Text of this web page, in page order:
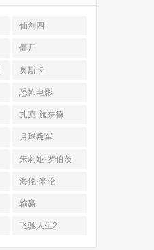
仙剑四
僵尸
奥斯卡
恐怖电影
扎克·施奈德
月球叛军
朱莉娅·罗伯茨
海伦·米伦
输赢
飞驰人生2